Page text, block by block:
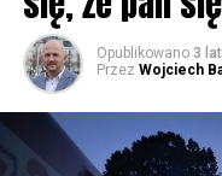
Opublikowano 3
Przez Wojciech